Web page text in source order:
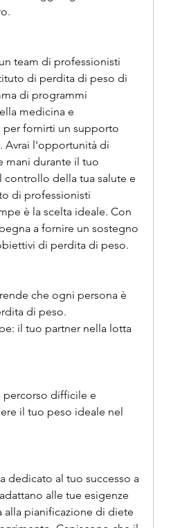
team di professionisti
di perdita di peso di
di programmi
medicina e
per fornirti un supporto
Avrai l'opportunità di
mani durante il tuo
della tua salute e
di professionisti
è la scelta ideale. Con
a fornire un sostegno
di perdita di peso.
che ogni persona è
di peso.
il tuo partner nella lotta
percorso difficile e
il tuo peso ideale nel
dedicato al tuo successo a
alle tue esigenze
pianificazione di diete